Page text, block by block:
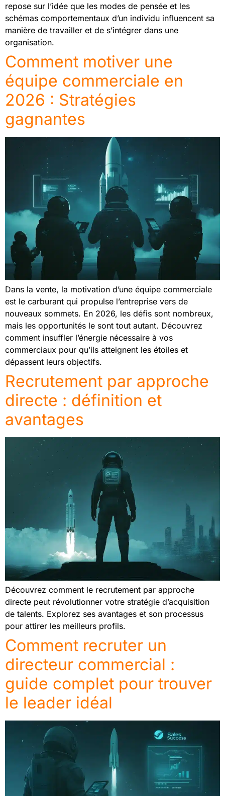
repose sur l’idée que les modes de pensée et les
schémas comportementaux d’un individu influencent sa
manière de travailler et de s’intégrer dans une
organisation.
Comment motiver une
équipe commerciale en
2026 : Stratégies
gagnantes
Dans la vente, la motivation d’une équipe commerciale
est le carburant qui propulse l’entreprise vers de
nouveaux sommets. En 2026, les défis sont nombreux,
mais les opportunités le sont tout autant. Découvrez
comment insuffler l’énergie nécessaire à vos
commerciaux pour qu’ils atteignent les étoiles et
dépassent leurs objectifs.
Recrutement par approche
directe : définition et
avantages
Découvrez comment le recrutement par approche
directe peut révolutionner votre stratégie d’acquisition
de talents. Explorez ses avantages et son processus
pour attirer les meilleurs profils.
Comment recruter un
directeur commercial :
guide complet pour trouver
le leader idéal